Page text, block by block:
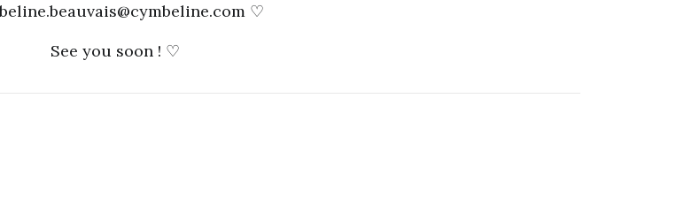
♡
See you soon ! ♡